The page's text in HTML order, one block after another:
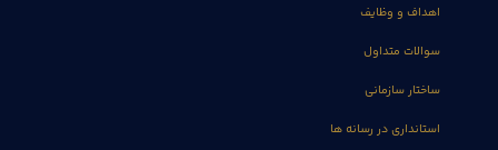
اهداف و وظایف
سوالات متداول
ساختار سازمانی
استانداری در رسانه ها